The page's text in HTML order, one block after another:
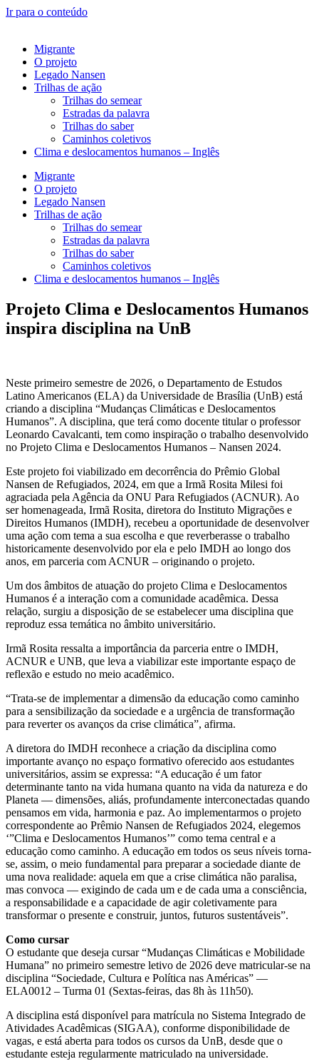
Ir para o conteúdo
Migrante
O projeto
Legado Nansen
Trilhas de ação
Trilhas do semear
Estradas da palavra
Trilhas do saber
Caminhos coletivos
Clima e deslocamentos humanos – Inglês
Migrante
O projeto
Legado Nansen
Trilhas de ação
Trilhas do semear
Estradas da palavra
Trilhas do saber
Caminhos coletivos
Clima e deslocamentos humanos – Inglês
Projeto Clima e Deslocamentos Humanos
inspira disciplina na UnB
Neste primeiro semestre de 2026, o Departamento de Estudos
Latino Americanos (ELA) da Universidade de Brasília (UnB) está
criando a disciplina “Mudanças Climáticas e Deslocamentos
Humanos”. A disciplina, que terá como docente titular o professor
Leonardo Cavalcanti, tem como inspiração o trabalho desenvolvido
no Projeto Clima e Deslocamentos Humanos – Nansen 2024.
Este projeto foi viabilizado em decorrência do Prêmio Global
Nansen de Refugiados, 2024, em que a Irmã Rosita Milesi foi
agraciada pela Agência da ONU Para Refugiados (ACNUR). Ao
ser homenageada, Irmã Rosita, diretora do Instituto Migrações e
Direitos Humanos (IMDH), recebeu a oportunidade de desenvolver
uma ação com tema a sua escolha e que reverberasse o trabalho
historicamente desenvolvido por ela e pelo IMDH ao longo dos
anos, em parceria com ACNUR – originando o projeto.
Um dos âmbitos de atuação do projeto Clima e Deslocamentos
Humanos é a interação com a comunidade acadêmica. Dessa
relação, surgiu a disposição de se estabelecer uma disciplina que
reproduz essa temática no âmbito universitário.
Irmã Rosita ressalta a importância da parceria entre o IMDH,
ACNUR e UNB, que leva a viabilizar este importante espaço de
reflexão e estudo no meio acadêmico.
“Trata-se de implementar a dimensão da educação como caminho
para a sensibilização da sociedade e a urgência de transformação
para reverter os avanços da crise climática”, afirma.
A diretora do IMDH reconhece a criação da disciplina como
importante avanço no espaço formativo oferecido aos estudantes
universitários, assim se expressa: “A educação é um fator
determinante tanto na vida humana quanto na vida da natureza e do
Planeta — dimensões, aliás, profundamente interconectadas quando
pensamos em vida, harmonia e paz. Ao implementarmos o projeto
correspondente ao Prêmio Nansen de Refugiados 2024, elegemos
‘”Clima e Deslocamentos Humanos’” como tema central e a
educação como caminho. A educação em todos os seus níveis torna-
se, assim, o meio fundamental para preparar a sociedade diante de
uma nova realidade: aquela em que a crise climática não paralisa,
mas convoca — exigindo de cada um e de cada uma a consciência,
a responsabilidade e a capacidade de agir coletivamente para
transformar o presente e construir, juntos, futuros sustentáveis”.
Como cursar
O estudante que deseja cursar “Mudanças Climáticas e Mobilidade
Humana” no primeiro semestre letivo de 2026 deve matricular-se na
disciplina “Sociedade, Cultura e Política nas Américas” —
ELA0012 – Turma 01 (Sextas-feiras, das 8h às 11h50).
A disciplina está disponível para matrícula no Sistema Integrado de
Atividades Acadêmicas (SIGAA), conforme disponibilidade de
vagas, e está aberta para todos os cursos da UnB, desde que o
estudante esteja regularmente matriculado na universidade.